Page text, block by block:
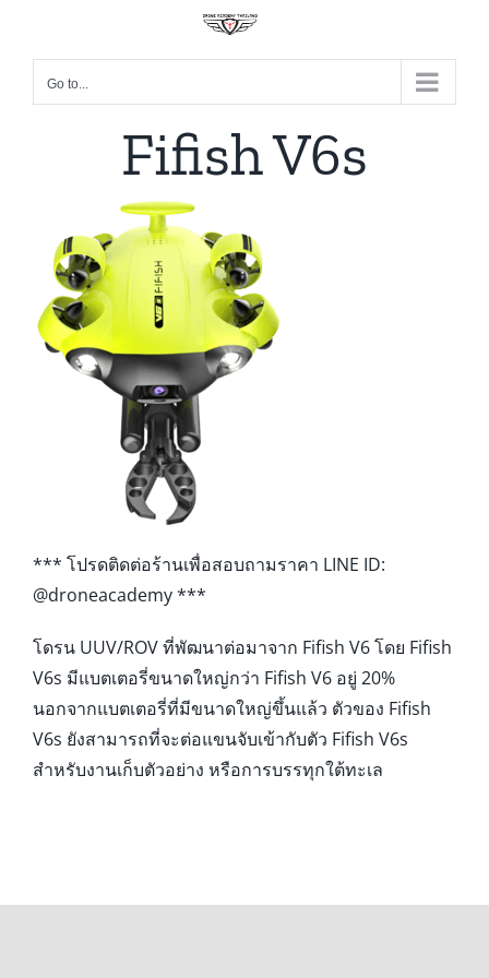
Go to...
Fifish V6s
*** โปรดติดต่อร้านเพื่อสอบถามราคา LINE ID:
@droneacademy ***
โดรน UUV/ROV ที่พัฒนาต่อมาจาก Fifish V6 โดย Fifish
V6s มีแบตเตอรี่ขนาดใหญ่กว่า Fifish V6 อยู่ 20%
นอกจากแบตเตอรี่ที่มีขนาดใหญ่ขึ้นแล้ว ตัวของ Fifish
V6s ยังสามารถที่จะต่อแขนจับเข้ากับตัว Fifish V6s
สำหรับงานเก็บตัวอย่าง หรือการบรรทุกใต้ทะเล